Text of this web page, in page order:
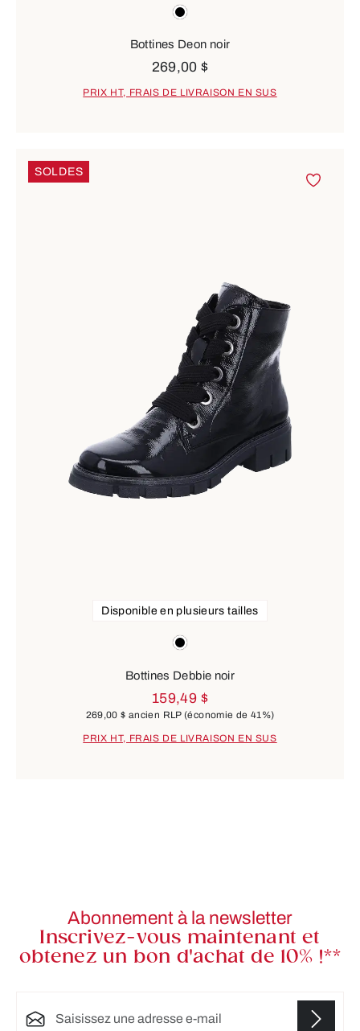
noir
Bottines Deon noir
269,00 $
PRIX HT, FRAIS DE LIVRAISON EN SUS
SOLDES
noir
Disponible en plusieurs tailles
Bottines Debbie noir
159,49 $
269,00 $ ancien RLP(économie de 41%)
PRIX HT, FRAIS DE LIVRAISON EN SUS
Abonnement à la newsletter
Inscrivez-vous maintenant et
obtenez un bon d'achat de 10% !**